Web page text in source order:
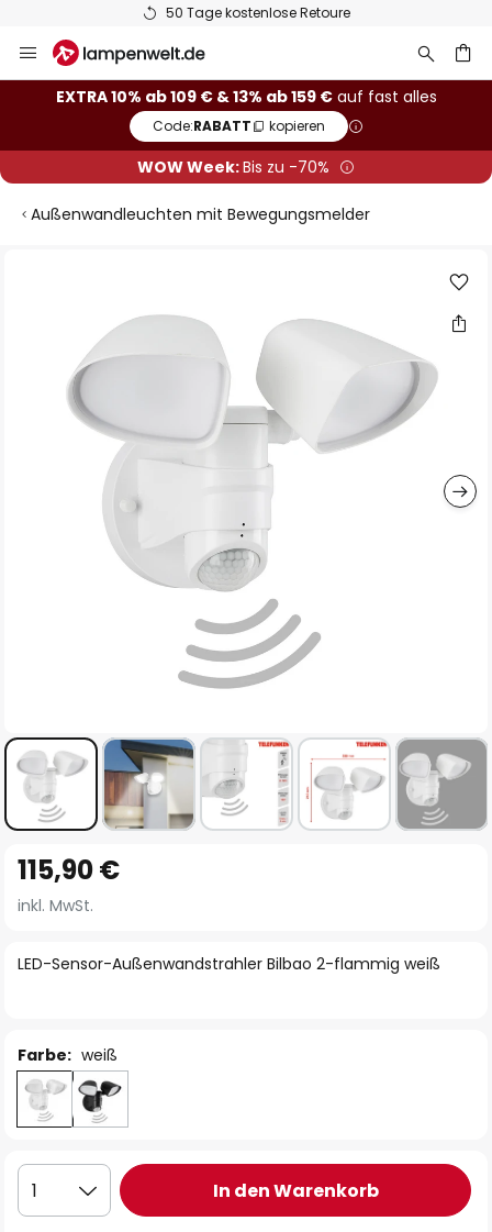
50 Tage kostenlose Retoure
Inhalt
springen
EXTRA 10% ab 109 € & 13% ab 159 €auf fast alles
Code:RABATT kopieren
WOW Week:Bis zu -70%
Außenwandleuchten mit Bewegungsmelder
Bildgalerie
springen
Anfang
der
springen
LED-Sensor-Außenwandstrahler Bilbao 2-flammig weiß
115,90 €
inkl. MwSt.
Farbe: weiß
1 In den Warenkorb